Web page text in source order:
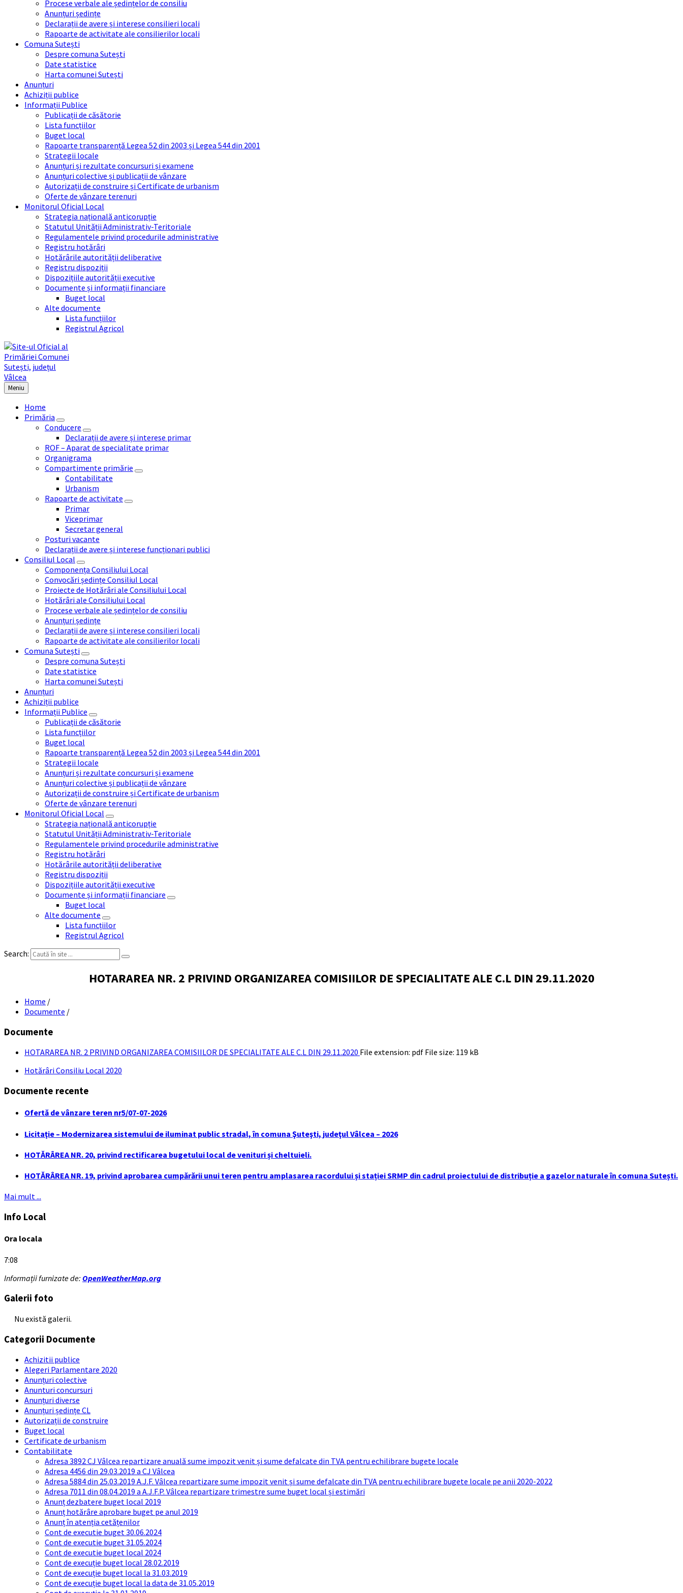
Procese verbale ale ședințelor de consiliu
Anunțuri ședințe
Declarații de avere și interese consilieri locali
Rapoarte de activitate ale consilierilor locali
Comuna Sutești
Despre comuna Sutești
Date statistice
Harta comunei Sutești
Anunțuri
Achiziții publice
Informații Publice
Publicații de căsătorie
Lista funcțiilor
Buget local
Rapoarte transparență Legea 52 din 2003 și Legea 544 din 2001
Strategii locale
Anunțuri și rezultate concursuri și examene
Anunțuri colective și publicații de vânzare
Autorizații de construire și Certificate de urbanism
Oferte de vânzare terenuri
Monitorul Oficial Local
Strategia națională anticorupție
Statutul Unității Administrativ-Teritoriale
Regulamentele privind procedurile administrative
Registru hotărâri
Hotărârile autorității deliberative
Registru dispoziții
Dispozițiile autorității executive
Documente și informații financiare
Buget local
Alte documente
Lista funcțiilor
Registrul Agricol
Meniu
Home
Primăria
Conducere
Declarații de avere și interese primar
ROF – Aparat de specialitate primar
Organigrama
Compartimente primărie
Contabilitate
Urbanism
Rapoarte de activitate
Primar
Viceprimar
Secretar general
Posturi vacante
Declarații de avere și interese funcționari publici
Consiliul Local
Componența Consiliului Local
Convocări ședințe Consiliul Local
Proiecte de Hotărâri ale Consiliului Local
Hotărâri ale Consiliului Local
Procese verbale ale ședințelor de consiliu
Anunțuri ședințe
Declarații de avere și interese consilieri locali
Rapoarte de activitate ale consilierilor locali
Comuna Sutești
Despre comuna Sutești
Date statistice
Harta comunei Sutești
Anunțuri
Achiziții publice
Informații Publice
Publicații de căsătorie
Lista funcțiilor
Buget local
Rapoarte transparență Legea 52 din 2003 și Legea 544 din 2001
Strategii locale
Anunțuri și rezultate concursuri și examene
Anunțuri colective și publicații de vânzare
Autorizații de construire și Certificate de urbanism
Oferte de vânzare terenuri
Monitorul Oficial Local
Strategia națională anticorupție
Statutul Unității Administrativ-Teritoriale
Regulamentele privind procedurile administrative
Registru hotărâri
Hotărârile autorității deliberative
Registru dispoziții
Dispozițiile autorității executive
Documente și informații financiare
Buget local
Alte documente
Lista funcțiilor
Registrul Agricol
Search:
HOTARAREA NR. 2 PRIVIND ORGANIZAREA COMISIILOR DE SPECIALITATE ALE C.L DIN 29.11.2020
Home /
Documente /
Documente
HOTARAREA NR. 2 PRIVIND ORGANIZAREA COMISIILOR DE SPECIALITATE ALE C.L DIN 29.11.2020 File extension: pdf File size: 119 kB
Hotărâri Consiliu Local 2020
Documente recente
Ofertă de vânzare teren nr5/07-07-2026
Licitaţie – Modernizarea sistemului de iluminat public stradal, în comuna Şuteşti, judeţul Vâlcea – 2026
HOTĂRÂREA NR. 20, privind rectificarea bugetului local de venituri și cheltuieli.
HOTĂRÂREA NR. 19, privind aprobarea cumpărării unui teren pentru amplasarea racordului și stației SRMP din cadrul proiectului de distribuție a gazelor naturale în comuna Sutești.
Mai mult ...
Info Local
Ora locala
7:08
Informații furnizate de: OpenWeatherMap.org
Galerii foto
Nu există galerii.
Categorii Documente
Achizitii publice
Alegeri Parlamentare 2020
Anunțuri colective
Anunturi concursuri
Anunțuri diverse
Anunțuri ședințe CL
Autorizații de construire
Buget local
Certificate de urbanism
Contabilitate
Adresa 3892 CJ Vâlcea repartizare anuală sume impozit venit și sume defalcate din TVA pentru echilibrare bugete locale
Adresa 4456 din 29.03.2019 a CJ Vâlcea
Adresa 5884 din 25.03.2019 A.J.F. Vâlcea repartizare sume impozit venit și sume defalcate din TVA pentru echilibrare bugete locale pe anii 2020-2022
Adresa 7011 din 08.04.2019 a A.J.F.P. Vâlcea repartizare trimestre sume buget local și estimări
Anunț dezbatere buget local 2019
Anunț hotărâre aprobare buget pe anul 2019
Anunț în atenția cetățenilor
Cont de executie buget 30.06.2024
Cont de executie buget 31.05.2024
Cont de executie buget local 2024
Cont de execuție buget local 28.02.2019
Cont de execuție buget local la 31.03.2019
Cont de execuție buget local la data de 31.05.2019